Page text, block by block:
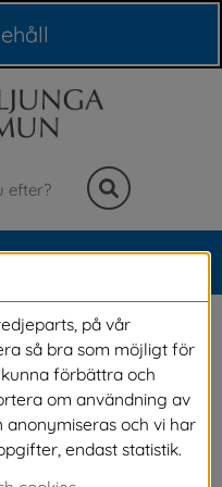
i
du
på vår
så bra som möjligt för
förbättra och
om användning av
och vi har
endast statistik.